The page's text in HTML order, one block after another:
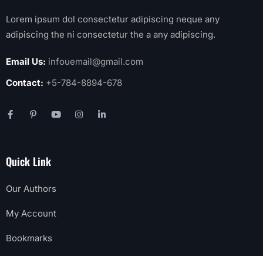
Lorem ipsum dol consectetur adipiscing neque any
adipiscing the ni consectetur the a any adipiscing.
Email Us: infouemail@gmail.com
Contact: +5-784-8894-678
Quick Link
Our Authors
My Account
Bookmarks